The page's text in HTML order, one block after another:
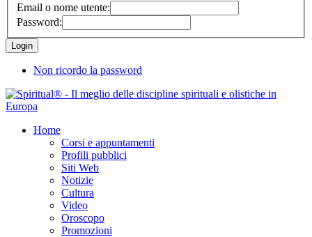
Email o nome utente:
Password:
Non ricordo la password
Home
Corsi e appuntamenti
Profili pubblici
Siti Web
Notizie
Cultura
Video
Oroscopo
Promozioni